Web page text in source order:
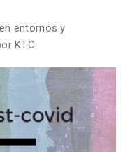
entornos y
KTC